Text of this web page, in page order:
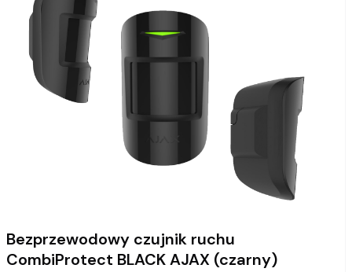
Bezprzewodowy czujnik ruchu
CombiProtect BLACK AJAX (czarny)